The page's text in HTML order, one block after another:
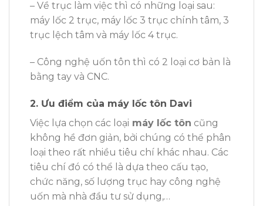
– Về trục làm việc thì có những loại sau:
máy lốc 2 trục, máy lốc 3 trục chính tâm, 3
trục lệch tâm và máy lốc 4 trục.
– Công nghệ uốn tôn thì có 2 loại cơ bản là
bằng tay và CNC.
2. Ưu điểm của máy lốc tôn Davi
Việc lựa chọn các loại máy lốc tôn cũng
không hề đơn giản, bởi chúng có thể phân
loại theo rất nhiều tiêu chí khác nhau. Các
tiêu chí đó có thể là dựa theo cấu tạo,
chức năng, số lượng trục hay công nghệ
uốn mà nhà đầu tư sử dụng,…